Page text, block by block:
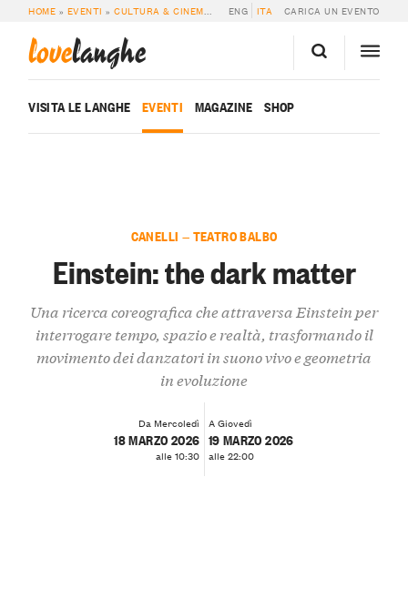
HOME » EVENTI »CULTURA & CINEMA » EINSTEIN: THE DARK MATTER
ENG ITA CARICA UN EVENTO
lovelanghe
VISITA LE LANGHE EVENTI MAGAZINE SHOP
CANELLI — TEATRO BALBO
Einstein: the dark matter
Una ricerca coreografica che attraversa Einstein per
interrogare tempo, spazio e realtà, trasformando il
movimento dei danzatori in suono vivo e geometria
in evoluzione
Da Mercoledì
18 MARZO 2026
alle 10:30
A Giovedì
19 MARZO 2026
alle 22:00